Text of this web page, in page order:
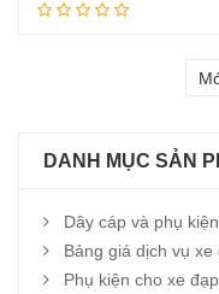
DANH MỤC SẢN
Dây cáp và phụ kiện
Bảng giá dịch vụ xe
Phụ kiện cho xe đạp